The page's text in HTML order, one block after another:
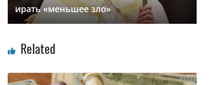
ирать «меньшее зло»
Related